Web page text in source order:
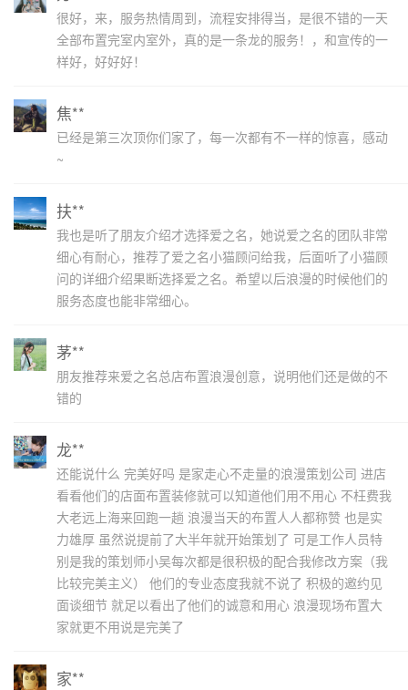
很好，来，服务热情周到，流程安排得当，是很不错的一天
全部布置完室内室外，真的是一条龙的服务！，和宣传的一
样好，好好好！
焦**
已经是第三次顶你们家了，每一次都有不一样的惊喜，感动
~
扶**
我也是听了朋友介绍才选择爱之名，她说爱之名的团队非常
细心有耐心，推荐了爱之名小猫顾问给我，后面听了小猫顾
问的详细介绍果断选择爱之名。希望以后浪漫的时候他们的
服务态度也能非常细心。
茅**
朋友推荐来爱之名总店布置浪漫创意，说明他们还是做的不
错的
龙**
还能说什么 完美好吗 是家走心不走量的浪漫策划公司 进店
看看他们的店面布置装修就可以知道他们用不用心 不枉费我
大老远上海来回跑一趟 浪漫当天的布置人人都称赞 也是实
力雄厚 虽然说提前了大半年就开始策划了 可是工作人员特
别是我的策划师小吴每次都是很积极的配合我修改方案（我
比较完美主义） 他们的专业态度我就不说了 积极的邀约见
面谈细节 就足以看出了他们的诚意和用心 浪漫现场布置大
家就更不用说是完美了
家**